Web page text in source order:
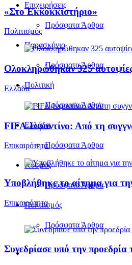
Επιχειρήσεις
Πρόσφατα Άρθρα
Παρασκήνιο
Πρόσφατα Άρθρα
Πολιτική
Πρόσφατα Άρθρα
Ελλάδα
Πρόσφατα Άρθρα
Κόσμος
Πρόσφατα Άρθρα
Πολιτισμός
Πρόσφατα Άρθρα
«Στο Εκκοκκιστήριο»
Πολιτισμός
Ολοκληρώθηκαν 325
Ελλάδα
FIFA-Ινφαντίνο: Από τη
Επικαιρότητα
Υποβλήθηκε το αίτημα για
Επικαιρότητα
Συνεδρίασε υπό την